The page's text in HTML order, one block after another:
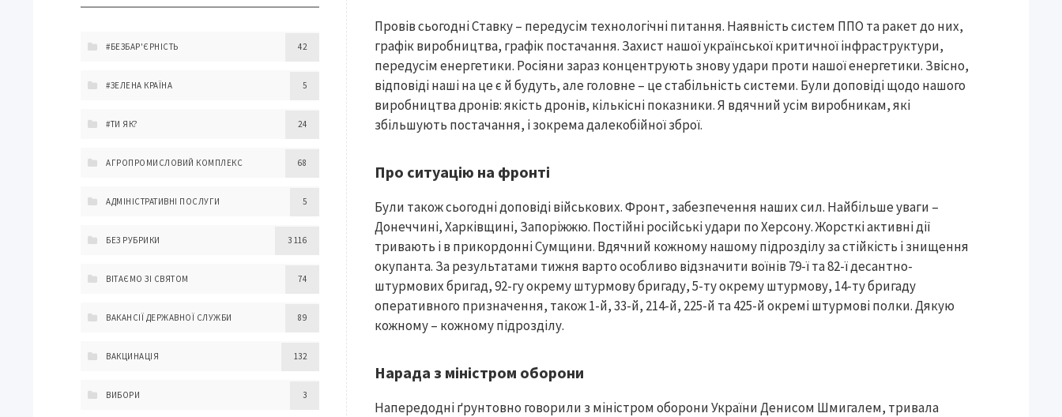
Провів сьогодні Ставку – передусім технологічні питання. Наявність систем ППО та ракет до них,
графік виробництва, графік постачання. Захист нашої української критичної інфраструктури,
передусім енергетики. Росіяни зараз концентрують знову удари проти нашої енергетики. Звісно,
відповіді наші на це є й будуть, але головне – це стабільність системи. Були доповіді щодо нашого
виробництва дронів: якість дронів, кількісні показники. Я вдячний усім виробникам, які
збільшують постачання, і зокрема далекобійної зброї.
Про ситуацію на фронті
Були також сьогодні доповіді військових. Фронт, забезпечення наших сил. Найбільше уваги –
Донеччині, Харківщині, Запоріжжю. Постійні російські удари по Херсону. Жорсткі активні дії
тривають і в прикордонні Сумщини. Вдячний кожному нашому підрозділу за стійкість і знищення
окупанта. За результатами тижня варто особливо відзначити воїнів 79-ї та 82-ї десантно-
штурмових бригад, 92-гу окрему штурмову бригаду, 5-ту окрему штурмову, 14-ту бригаду
оперативного призначення, також 1-й, 33-й, 214-й, 225-й та 425-й окремі штурмові полки. Дякую
кожному – кожному підрозділу.
Нарада з міністром оборони
Напередодні ґрунтовно говорили з міністром оборони України Денисом Шмигалем, тривала
#БЕЗБАР'ЄРНІСТЬ 42
#ЗЕЛЕНА КРАЇНА 5
#ТИ ЯК? 24
АГРОПРОМИСЛОВИЙ КОМПЛЕКС 68
АДМІНІСТРАТИВНІ ПОСЛУГИ 5
БЕЗ РУБРИКИ 3 116
ВІТАЄМО ЗІ СВЯТОМ 74
ВАКАНСІЇ ДЕРЖАВНОЇ СЛУЖБИ 89
ВАКЦИНАЦІЯ 132
ВИБОРИ 3